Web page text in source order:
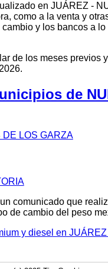
en JUÁREZ -
como a la venta y
y los bancos a
de los meses previos
de
LOS GARZA
comunicado que
de cambio del peso
y diesel en